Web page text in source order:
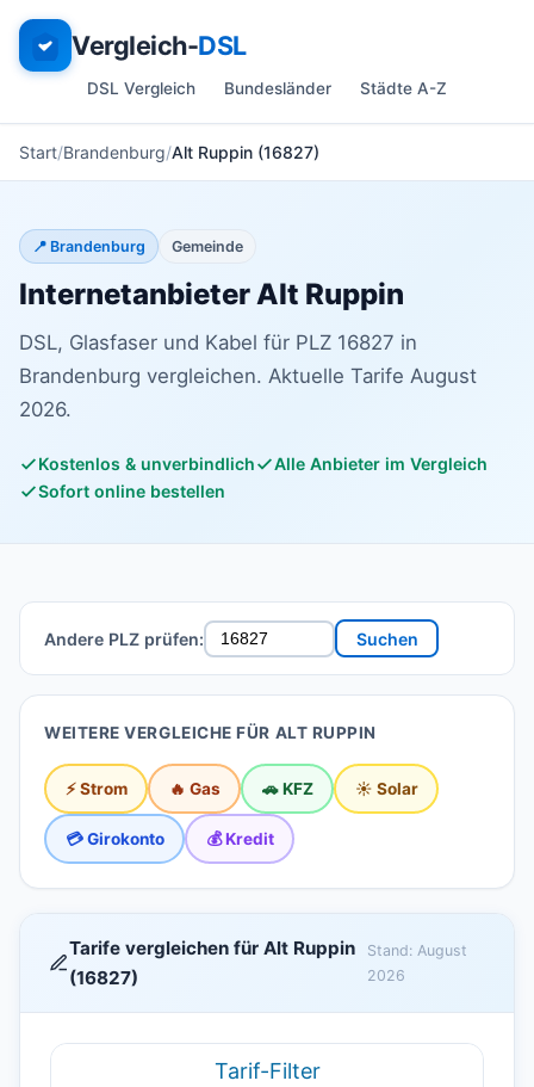
Vergleich-DSL
DSL Vergleich Bundesländer Städte A-Z
Start Brandenburg Alt Ruppin (16827)
📍 Brandenburg Gemeinde
Internetanbieter Alt Ruppin
DSL, Glasfaser und Kabel für PLZ 16827 in
Brandenburg vergleichen. Aktuelle Tarife August
2026.
Kostenlos & unverbindlich
Alle Anbieter im Vergleich
Sofort online bestellen
Andere PLZ prüfen: Suchen
WEITERE VERGLEICHE FÜR ALT RUPPIN
⚡ Strom 🔥 Gas 🚗 KFZ ☀️ Solar
💳 Girokonto 💰 Kredit
Tarife vergleichen für Alt Ruppin
(16827)
Stand: August
2026